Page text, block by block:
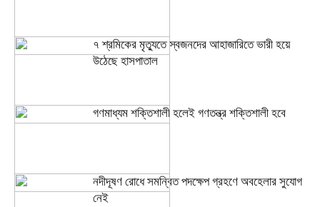
৭ শ্রমিকের মৃত্যুতে স্বজনদের আহাজারিতে ভারী হয়ে
উঠেছে হাসপাতাল
গণমাধ্যম শক্তিশালী হলেই গণতন্ত্র শক্তিশালী হবে
নদীদূষণ রোধে সমন্বিত পদক্ষেপ গ্রহণে অবহেলার সুযোগ
নেই